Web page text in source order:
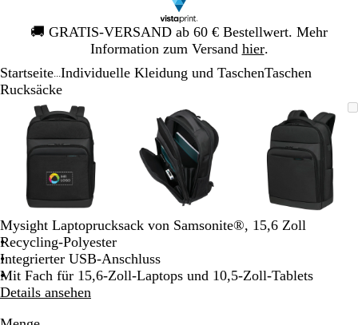
🚚 GRATIS-VERSAND ab 60 € Bestellwert. Mehr
Information zum Versand hier.
Galeriebild
1
Startseite Individuelle Kleidung und TaschenTaschen
Rucksäcke
Vergrößer-/verkleinerbares
Bild
Zoom
auf
Minimum
Klicken
zum
Vergrößern
Verwenden
Sie
die
Tasten
+
und
-
zum
Zoomen
und
die
Pfeiltasten
Vergrößer-/verkleinerbares
Bild
Zoom
auf
Minimum
Klicken
zum
Vergrößern
Verwenden
Sie
die
Tasten
+
und
-
zum
die
Bild
Zoom
auf
Minimum
Klicken
zum
Sie
die
Tasten
-
zum
die
Galeriebild
Mysight Laptoprucksack von Samsonite®, 15,6 Zoll
Recycling-Polyester
Integrierter USB-Anschluss
Mit Fach für 15,6-Zoll-Laptops und 10,5-Zoll-Tablets
Details ansehen